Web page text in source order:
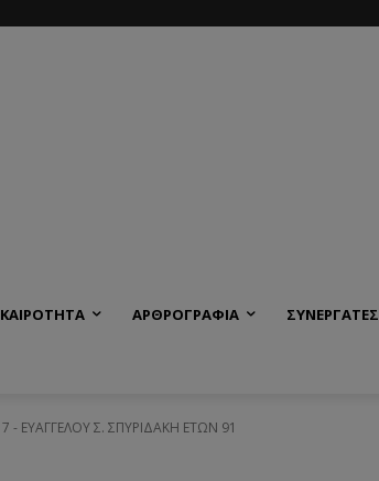
ΑΡΘΡΟΓΡΑΦΙΑ ΣΥΝΕΡΓΑΤΕΣ
- ΕΥΑΓΓΕΛΟΥ Σ. ΣΠΥΡΙΔΑΚΗ ΕΤΩΝ 91